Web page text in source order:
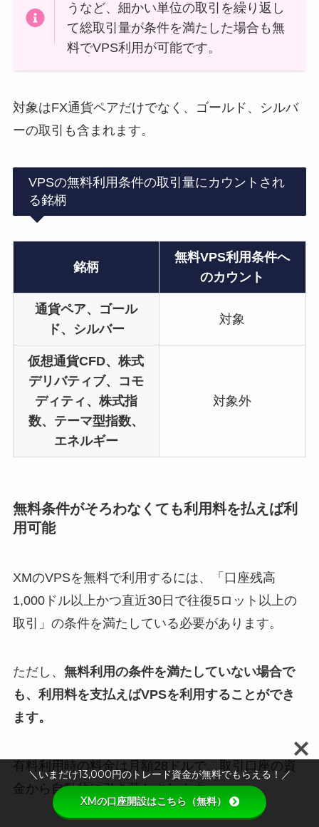
うなど、細かい単位の取引を繰り返し
て総取引量が条件を満たした場合も無
料でVPS利用が可能です。
対象はFX通貨ペアだけでなく、ゴールド、シルバ
ーの取引も含まれます。
VPSの無料利用条件の取引量にカウントされ
る銘柄
銘柄
無料VPS利用条件へ
のカウント
通貨ペア、ゴール
ド、シルバー
対象
仮想通貨CFD、株式
デリバティブ、コモ
ディティ、株式指
数、テーマ型指数、
エネルギー
対象外
無料条件がそろわなくても利用料を払えば利
用可能
XMのVPSを無料で利用するには、「口座残高
1,000ドル以上かつ直近30日で往復5ロット以上の
取引」の条件を満たしている必要があります。
ただし、 無料利用の条件を満たしていない場合で
も、利用料を支払えばVPSを利用することができ
ます。
有料利用時の料金は月額28ドルで、取引口座の資
金から自動的に引き落とされます。
＼いまだけ13,000円のトレード資金が無料でもらえる！／
XMの口座開設はこちら（無料）